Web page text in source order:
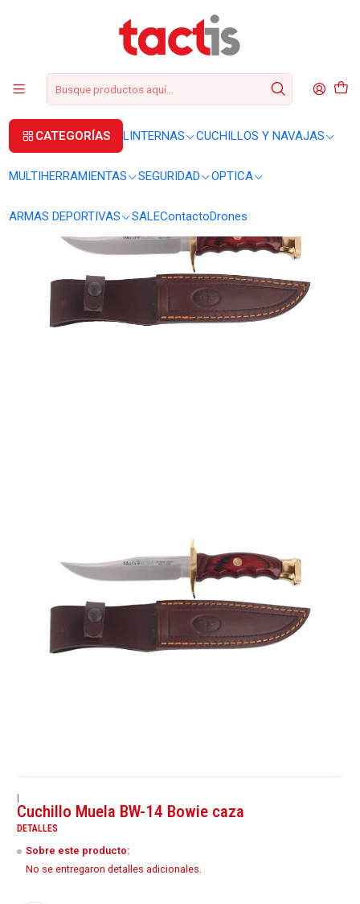
CATEGORÍAS LINTERNAS CUCHILLOS Y NAVAJAS
MULTIHERRAMIENTAS SEGURIDAD OPTICA
ARMAS DEPORTIVAS SALEContactoDrones
+56 2 3224 9572 +569 62369815
CUCHILLOS Y NAVAJAS
CUCHILLOS
Cuchillo Muela BW-14 Bowie caza
|
Cuchillo Muela BW-14 Bowie caza
DETALLES
Sobre este producto:
No se entregaron detalles adicionales.